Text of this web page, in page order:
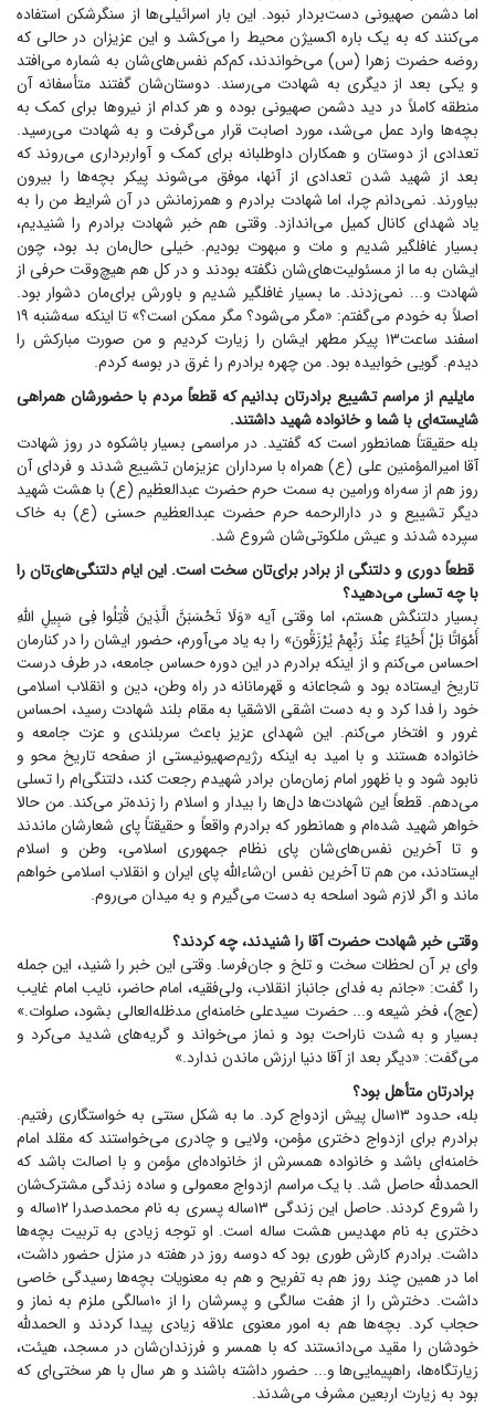
اما دشمن صهیونی دست‌بردار نبود. این بار اسرائیلی‌ها از سنگرشکن استفاده
می‌کنند که به یک باره اکسیژن محیط را می‌کشد و این عزیزان در حالی که
روضه حضرت زهرا (س) می‌خواندند، کم‌کم نفس‌های‌شان به شماره می‌افتد
و یکی بعد از دیگری به شهادت می‌رسند. دوستان‌شان گفتند متأسفانه آن
منطقه کاملاً در دید دشمن صهیونی بوده و هر کدام از نیرو‌ها برای کمک به
بچه‌ها وارد عمل می‌شد، مورد اصابت قرار می‌گرفت و به شهادت می‌رسید.
تعدادی از دوستان و همکاران داوطلبانه برای کمک و آواربرداری می‌روند که
بعد از شهید شدن تعدادی از آنها، موفق می‌شوند پیکر بچه‌ها را بیرون
بیاورند. نمی‌دانم چرا، اما شهادت برادرم و همرزمانش در آن شرایط من را به
یاد شهدای کانال کمیل می‌اندازد. وقتی هم خبر شهادت برادرم را شنیدیم،
بسیار غافلگیر شدیم و مات و مبهوت بودیم. خیلی حال‌مان بد بود، چون
ایشان به ما از مسئولیت‌های‌شان نگفته بودند و در کل هم هیچ‌وقت حرفی از
شهادت و... نمی‌زدند. ما بسیار غافلگیر شدیم و باورش برای‌مان دشوار بود.
اصلاً به خودم می‌گفتم: «مگر می‌شود؟ مگر ممکن است؟» تا اینکه سه‌شنبه ۱۹
اسفند ساعت۱۳ پیکر مطهر ایشان را زیارت کردیم و من صورت مبارکش را
دیدم. گویی خوابیده بود. من چهره برادرم را غرق در بوسه کردم.
مایلیم از مراسم تشییع برادرتان بدانیم که قطعاً مردم با حضورشان همراهی
شایسته‌ای با شما و خانواده شهید داشتند.
بله حقیقتاً همانطور است که گفتید. در مراسمی بسیار باشکوه در روز شهادت
آقا امیرالمؤمنین علی (ع) همراه با سرداران عزیزمان تشییع شدند و فردای آن
روز هم از سه‌راه ورامین به سمت حرم حضرت عبدالعظیم (ع) با هشت شهید
دیگر تشییع و در دارالرحمه حرم حضرت عبدالعظیم حسنی (ع) به خاک
سپرده شدند و عیش ملکوتی‌شان شروع شد.
قطعاً دوری و دلتنگی از برادر برای‌تان سخت است. این ایام دلتنگی‌های‌تان را
با چه تسلی می‌دهید؟
بسیار دلتنگش هستم، اما وقتی آیه «وَلَا تَحْسَبَنَّ الَّذِینَ قُتِلُوا فِی سَبِیلِ اللَّهِ
أَمْوَاتًا بَلْ أَحْیَاءٌ عِنْدَ رَبِّهِمْ یُرْزَقُونَ» را به یاد می‌آورم، حضور ایشان را در کنارمان
احساس می‌کنم و از اینکه برادرم در این دوره حساس جامعه، در طرف درست
تاریخ ایستاده بود و شجاعانه و قهرمانانه در راه وطن، دین و انقلاب اسلامی
خود را فدا کرد و به دست اشقی الاشقیا به مقام بلند شهادت رسید، احساس
غرور و افتخار می‌کنم. این شهدای عزیز باعث سربلندی و عزت جامعه و
خانواده هستند و با امید به اینکه رژیم‌صهیونیستی از صفحه تاریخ محو و
نابود شود و با ظهور امام زمان‌مان برادر شهیدم رجعت کند، دلتنگی‌ام را تسلی
می‌دهم. قطعاً این شهادت‌ها دل‌ها را بیدار و اسلام را زنده‌تر می‌کند. من حالا
خواهر شهید شده‌ام و همانطور که برادرم واقعاً و حقیقتاً پای شعارشان ماندند
و تا آخرین نفس‌های‌شان پای نظام جمهوری اسلامی، وطن و اسلام
ایستادند، من هم تا آخرین نفس ان‌شاءالله پای ایران و انقلاب اسلامی خواهم
ماند و اگر لازم شود اسلحه به دست می‌گیرم و به میدان می‌روم.
وقتی خبر شهادت حضرت آقا را شنیدند، چه کردند؟
وای بر آن لحظات سخت و تلخ و جان‌فرسا. وقتی این خبر را شنید، این جمله
را گفت: «جانم به فدای جانباز انقلاب، ولی‌فقیه، امام حاضر، نایب امام غایب
(عج)، فخر شیعه و... حضرت سیدعلی خامنه‌ای مدظله‌العالی بشود، صلوات.»
بسیار و به شدت ناراحت بود و نماز می‌خواند و گریه‌های شدید می‌کرد و
می‌گفت: «دیگر بعد از آقا دنیا ارزش ماندن ندارد.»
برادرتان متأهل بود؟
بله، حدود ۱۳سال پیش ازدواج کرد. ما به شکل سنتی به خواستگاری رفتیم.
برادرم برای ازدواج دختری مؤمن، ولایی و چادری می‌خواستند که مقلد امام
خامنه‌ای باشد و خانواده همسرش از خانواده‌ای مؤمن و با اصالت باشد که
الحمدلله حاصل شد. با یک مراسم ازدواج معمولی و ساده زندگی مشترک‌شان
را شروع کردند. حاصل این زندگی ۱۳ساله پسری به نام محمدصدرا ۱۲ساله و
دختری به نام مهدیس هشت ساله است. او توجه زیادی به تربیت بچه‌ها
داشت. برادرم کارش طوری بود که دو‌سه روز در هفته در منزل حضور داشت،
اما در همین چند روز هم به تفریح و هم به معنویات بچه‌ها رسیدگی خاصی
داشت. دخترش را از هفت سالگی و پسرشان را از ۱۰سالگی ملزم به نماز و
حجاب کرد. بچه‌ها هم به امور معنوی علاقه زیادی پیدا کردند و الحمدلله
خودشان را مقید می‌دانستند که با همسر و فرزندان‌شان در مسجد، هیئت،
زیارتگاه‌ها، راهپیمایی‌ها و... حضور داشته باشند و هر سال با هر سختی‌ای که
بود به زیارت اربعین مشرف می‌شدند.